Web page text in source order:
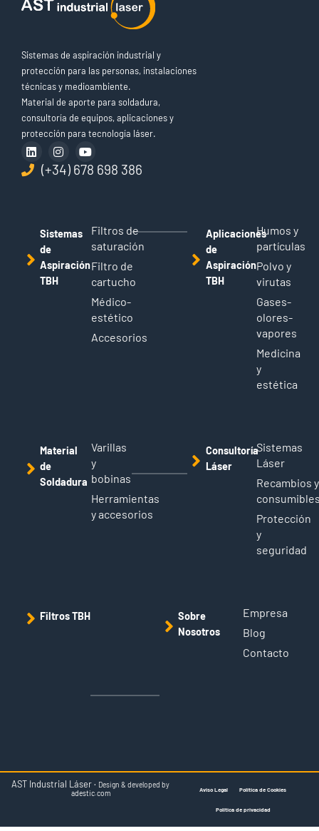
Sistemas de aspiración industrial y
protección para las personas, instalaciones
técnicas y medioambiente.
Material de aporte para soldadura,
consultoría de equipos, aplicaciones y
protección para tecnología láser.
(+34) 678 698 386
Sistemas
de
Aspiración
TBH
Filtros de
saturación
Filtro de
cartucho
Médico-
estético
Accesorios
Aplicaciones
de
Aspiración
TBH
Humos y
partículas
Polvo y
virutas
Gases-
olores-
vapores
Medicina
y
estética
Material
de
Soldadura
Varillas
y
bobinas
Herramientas
y accesorios
Consultoría
Láser
Sistemas
Láser
Recambios y
Protección
y
seguridad
Filtros TBH
Sobre
Nosotros
Empresa
Blog
Contacto
AST Industrial Láser · Design & developed by
adestic.com
Aviso Legal Política de Cookies
Política de privacidad